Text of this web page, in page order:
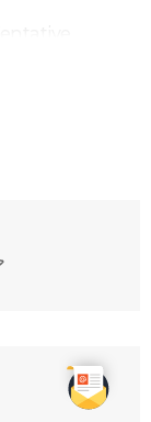
? Notre
Cox de retour
ce film